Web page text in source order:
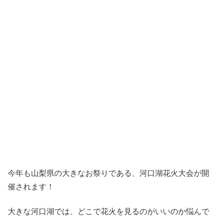
今年も山梨県の大きなお祭りである、河口湖花火大会が開
催されます！
大きな河口湖では、どこで花火を見るのがいいのか悩んで